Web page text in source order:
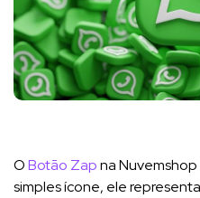
OBotão Zapna
simples ícone, ele